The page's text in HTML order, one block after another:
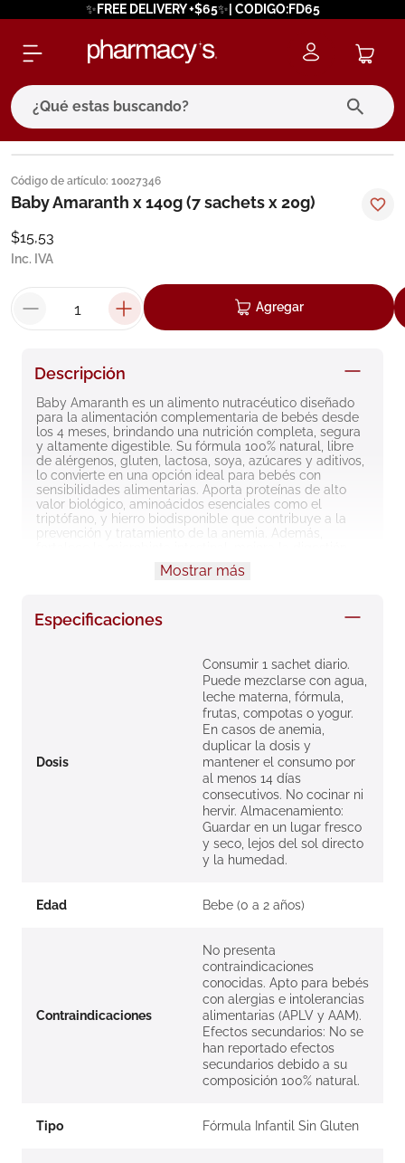
✨FREE DELIVERY +$65✨| CODIGO:FD65
¿Qué estas buscando?
Código de artículo: 10027346
Baby Amaranth x 140g (7 sachets x 20g)
$15,53
Inc. IVA
Agregar
Descripción
Baby Amaranth es un alimento nutracéutico diseñado
para la alimentación complementaria de bebés desde
los 4 meses, brindando una nutrición completa, segura
y altamente digestible. Su fórmula 100% natural, libre
de alérgenos, gluten, lactosa, soya, azúcares y aditivos,
lo convierte en una opción ideal para bebés con
sensibilidades alimentarias. Aporta proteínas de alto
valor biológico, aminoácidos esenciales como el
triptófano, y hierro biodisponible que contribuye a la
prevención y tratamiento de la anemia. Además,
estimula el apetito y favorece un mejor descanso del
bebé. Su presentación en polvo es práctica, versátil y
crecimiento, desarrollo y bienestar infantil de forma
Mostrar más
Especificaciones
Dosis
Consumir 1 sachet diario.
Puede mezclarse con agua,
leche materna, fórmula,
frutas, compotas o yogur.
En casos de anemia,
duplicar la dosis y
mantener el consumo por
al menos 14 días
consecutivos. No cocinar ni
hervir. Almacenamiento:
Guardar en un lugar fresco
y seco, lejos del sol directo
y la humedad.
Edad Bebe (0 a 2 años)
Contraindicaciones
No presenta
contraindicaciones
conocidas. Apto para bebés
con alergias e intolerancias
alimentarias (APLV y AAM).
Efectos secundarios: No se
han reportado efectos
secundarios debido a su
composición 100% natural.
Tipo Fórmula Infantil Sin Gluten
términos más buscados
1. eucerin
2.
3.
5. cerave
8. roche posay
9. nivea
10. pañales